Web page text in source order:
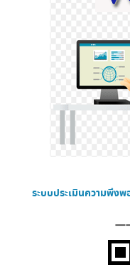
ระบบประเมินความพึงพ